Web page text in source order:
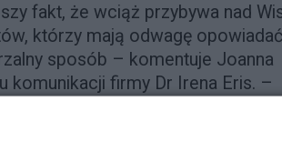
fakt, że wciąż przybywa nad
którzy mają odwagę opowiadać
sposób – komentuje Joanna
komunikacji firmy Dr Irena Eris. –
ambitnych celów to jeden z
Eris, dlatego to dla nas zaszczyt,